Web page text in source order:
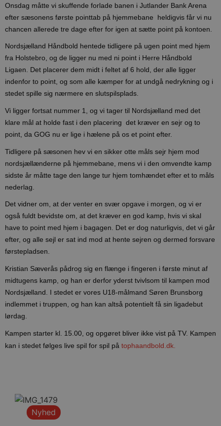
Onsdag måtte vi skuffende forlade banen i Jutlander Bank Arena
efter sæsonens første pointtab på hjemmebane  heldigvis får vi nu
chancen allerede tre dage efter for igen at sætte point på kontoen.
Nordsjælland Håndbold hentede tidligere på ugen point med hjem
fra Holstebro, og de ligger nu med ni point i Herre Håndbold
Ligaen. Det placerer dem midt i feltet af 6 hold, der alle ligger
indenfor to point, og som alle kæmper for at undgå nedrykning og i
stedet spille sig nærmere en slutspilsplads.
Vi ligger fortsat nummer 1, og vi tager til Nordsjælland med det
klare mål at holde fast i den placering  det kræver en sejr og to
point, da GOG nu er lige i hælene på os et point efter.
Tidligere på sæsonen hev vi en sikker otte måls sejr hjem mod
nordsjællænderne på hjemmebane, mens vi i den omvendte kamp
sidste år måtte tage den lange tur hjem tomhændet efter et to måls
nederlag.
Det vidner om, at der venter en svær opgave i morgen, og vi er
også fuldt bevidste om, at det kræver en god kamp, hvis vi skal
have to point med hjem i bagagen. Det er dog naturligvis, det vi går
efter, og alle sejl er sat ind mod at hente sejren og dermed forsvare
førstepladsen.
Kristian Sæverås pådrog sig en flænge i fingeren i første minut af
midtugens kamp, og han er derfor yderst tvivlsom til kampen mod
Nordsjælland. I stedet er vores U18-målmand Søren Brunsborg
indlemmet i truppen, og han kan altså potentielt få sin ligadebut
lørdag.
Kampen starter kl. 15.00, og opgøret bliver ikke vist på TV. Kampen
kan i stedet følges live spil for spil på tophaandbold.dk.
Nyhed